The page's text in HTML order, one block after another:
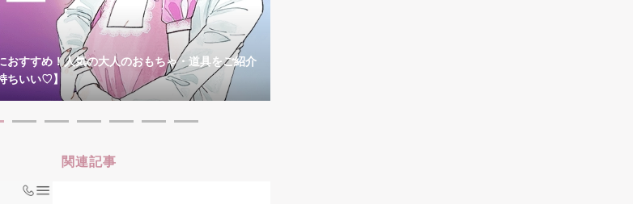
おすすめ！人気の大人のおもちゃ・道具をご紹介
ちいい♡】
関連記事